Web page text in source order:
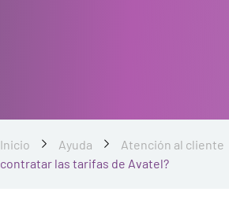
Inicio Ayuda Atención al cliente
contratar las tarifas de Avatel?